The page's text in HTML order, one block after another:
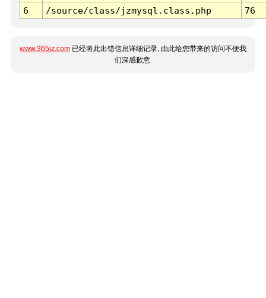
6
/source/class/jzmysql.class.php 76
www.365jz.com 已经将此出错信息详细记录, 由此给您带来的访问不便我
们深感歉意.